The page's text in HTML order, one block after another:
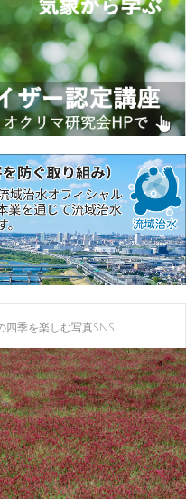
四季を楽しむ写真SNS